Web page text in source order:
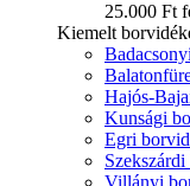
25.000 Ft
Kiemelt
Hajós-
Kunsági
Egri